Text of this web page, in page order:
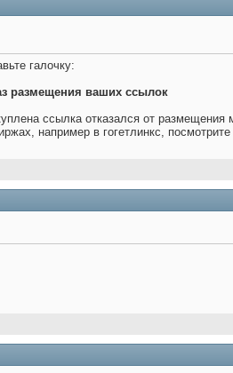
галочку:
размещения ваших ссылок
ссылка отказался от
например в гогетлинкс,